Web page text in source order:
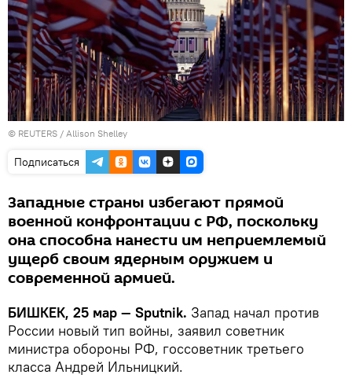
© REUTERS / Allison Shelley
Подписаться
Западные страны избегают прямой
военной конфронтации с РФ, поскольку
она способна нанести им неприемлемый
ущерб своим ядерным оружием и
современной армией.
БИШКЕК, 25 мар — Sputnik. Запад начал против
России новый тип войны, заявил советник
министра обороны РФ, госсоветник третьего
класса Андрей Ильницкий.